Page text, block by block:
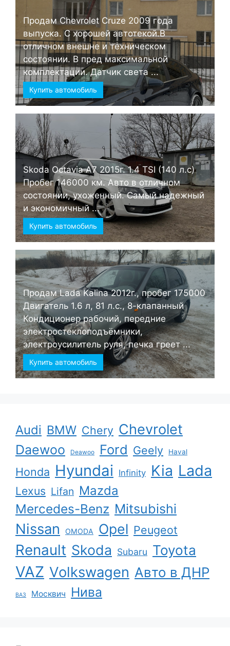
Продам Chevrolet Cruze 2009 года
выпуска. С хорошей автотекой.В
отличном внешне и техническом
состоянии. В пред максимальной
комплектации. Датчик света ...
Купить автомобиль
Skoda Octavia А7 2015г. 1.4 TSI (140 л.с)
Пробег 146000 км. Авто в отличном
состоянии, ухоженный. Самый надежный
и экономичный ...
Купить автомобиль
Продам Lada Kalina 2012г., пробег 175000
Двигатель 1.6 л, 81 л.с., 8-клапанный
Кондиционер рабочий, передние
электростеклоподъёмники,
электроусилитель руля, печка греет ...
Купить автомобиль
Audi BMW Chery Chevrolet
Daewoo Deawoo Ford Geely Haval
Honda Hyundai Infinity Kia Lada
Lexus Lifan Mazda
Mercedes-Benz Mitsubishi
Nissan OMODA Opel Peugeot
Renault Skoda Subaru Toyota
VAZ Volkswagen Авто в ДНР
ВАЗ Москвич Нива